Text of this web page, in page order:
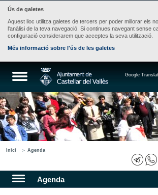
Ús de galetes
Aquest lloc utilitza galetes de tercers per poder millorar els
l'anàlisi de la teva navegació. Si continues navegant sense
configuració considerarem que acceptes la seva utilització.
Més informació sobre l'ús de les galetes
Google
Inici Agenda
Agenda